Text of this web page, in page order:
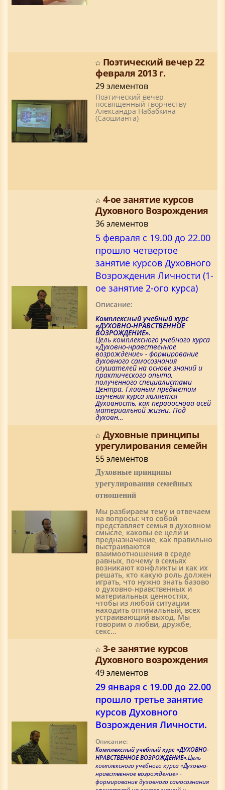
Поэтический вечер 22
февраля 2013 г.
29 элементов
Поэтический вечер
посвященный творчеству
Александра Набабкина
(Саошианта)
4-ое занятие курсов
Духовного Возрождения
36 элементов
5 февраля с 19.00 до 22.00
прошло четвертое
занятие курсов Духовного
Возрождения Личности (1-
ое занятие 2-ого курса)
Описание:
Комплексный учебный курс
«ДУХОВНО-НРАВСТВЕННОЕ
ВОЗРОЖДЕНИЕ».
Цель комплексного учебного курса
«Духовно-нравственное
возрождение» - формирование
духовного самосознания
слушателей на основе знаний и
практического опыта,
полученного специалистами
Центра. Главным предметом
изучения курса является
Духовность, как первооснова всей
материальной жизни. Под
духовн…
Духовные принципы
урегулирования семейн
55 элементов
Духовные принципы
урегулирования семейных
отношений
Мы разбираем тему и отвечаем
на вопросы: что собой
представляет семья в духовном
смысле, каковы ее цели и
предназначение, как правильно
выстраиваются
взаимоотношения в среде
равных, почему в семьях
возникают конфликты и как их
решать, кто какую роль должен
играть, что нужно знать базово
о духовно-нравственных и
материальных ценностях,
чтобы из любой ситуации
находить оптимальный, всех
устраивающий выход. Мы
говорим о любви, дружбе,
секс…
3-е занятие курсов
Духовного возрождения
49 элементов
29 января с 19.00 до 22.00
прошло третье занятие
курсов Духовного
Возрождения Личности.
Описание:
Комплексный учебный курс «ДУХОВНО-
НРАВСТВЕННОЕ ВОЗРОЖДЕНИЕ».Цель
комплексного учебного курса «Духовно-
нравственное возрождение» -
формирование духовного самосознания